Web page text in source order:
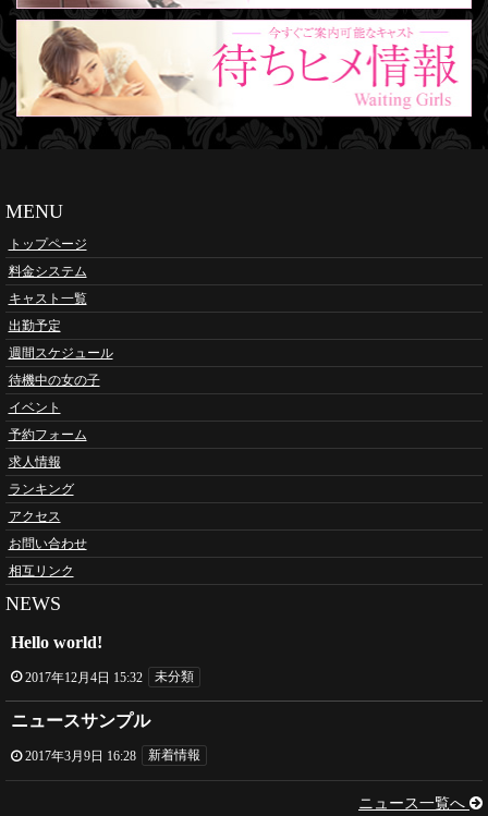
MENU
トップページ
料金システム
キャスト一覧
出勤予定
週間スケジュール
待機中の女の子
イベント
予約フォーム
求人情報
ランキング
アクセス
お問い合わせ
相互リンク
NEWS
Hello world!
2017年12月4日 15:32 未分類
ニュースサンプル
2017年3月9日 16:28 新着情報
ニュース一覧へ